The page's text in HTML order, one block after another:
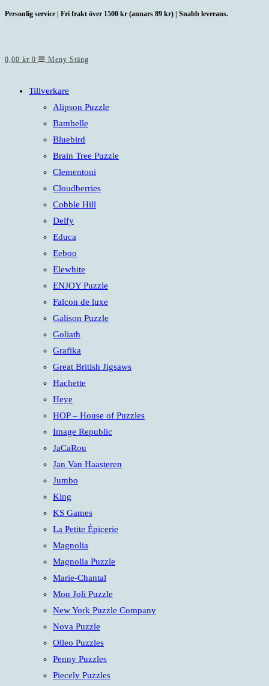
Hoppa
Personlig service | Fri frakt över 1500 kr (annars 89 kr) | Snabb leverans.
0,00 kr 0 Meny Stäng
Tillverkare
Alipson Puzzle
Bambelle
Bluebird
Brain Tree Puzzle
Clementoni
Cloudberries
Cobble Hill
Delfy
Educa
Eeboo
Elewhite
ENJOY Puzzle
Falcon de luxe
Galison Puzzle
Goliath
Grafika
Great British Jigsaws
Hachette
Heye
HOP – House of Puzzles
Image Republic
JaCaRou
Jan Van Haasteren
Jumbo
King
KS Games
La Petite Épicerie
Magnolia
Magnolia Puzzle
Marie-Chantal
Mon Joli Puzzle
New York Puzzle Company
Nova Puzzle
Olleo Puzzles
Penny Puzzles
Piecely Puzzles